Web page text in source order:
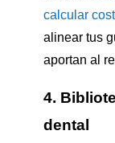
calcular
alinear tus
aportan al
4.
dental